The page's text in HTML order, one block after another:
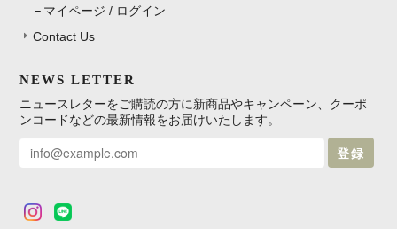
マイページ / ログイン
Contact Us
NEWS LETTER
ニュースレターをご購読の方に新商品やキャンペーン、クーポ
ンコードなどの最新情報をお届けいたします。
登録